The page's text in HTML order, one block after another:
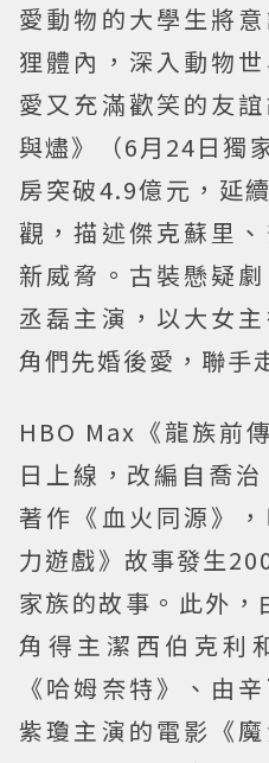
愛動物的大學生將
狸體內，深入動物
愛又充滿歡笑的友
與燼》（6月24日獨
房突破4.9億元，延
觀，描述傑克蘇里
新威脅。古裝懸疑
丞磊主演，以大女
角們先婚後愛，聯手
HBO Max《龍族前
日上線，改編自喬
著作《血火同源》
力遊戲》故事發生
家族的故事。此外，
角得主潔西伯克利
《哈姆奈特》、由
紫瓊主演的電影《